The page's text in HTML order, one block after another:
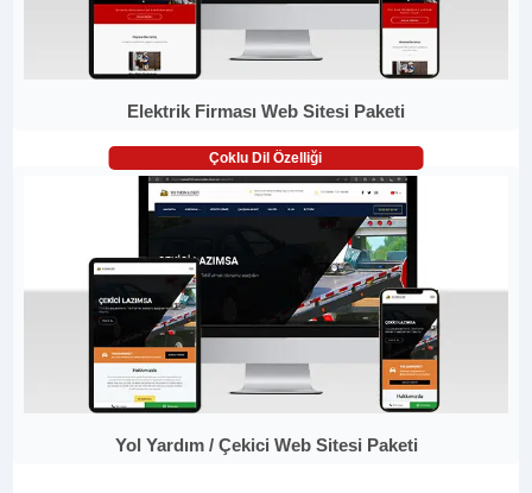
Elektrik Firması Web Sitesi Paketi
Çoklu Dil Özelliği
Yol Yardım / Çekici Web Sitesi Paketi